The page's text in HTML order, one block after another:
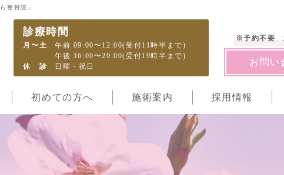
整骨院」
診療時間
月〜土
午前 09:00〜12:00(受付11時半まで)
午後 16:00〜20:00(受付19時半まで)
休診
日曜・祝日
※予約不要
お問い
初めての方へ 施術案内 採用情報